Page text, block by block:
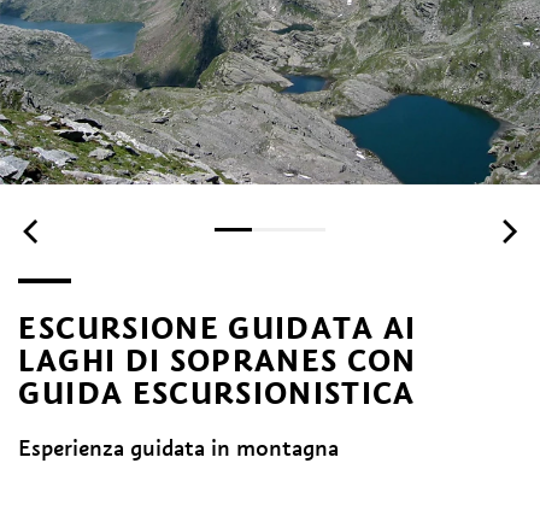
ESCURSIONE GUIDATA AI
LAGHI DI SOPRANES CON
GUIDA ESCURSIONISTICA
Esperienza guidata in montagna